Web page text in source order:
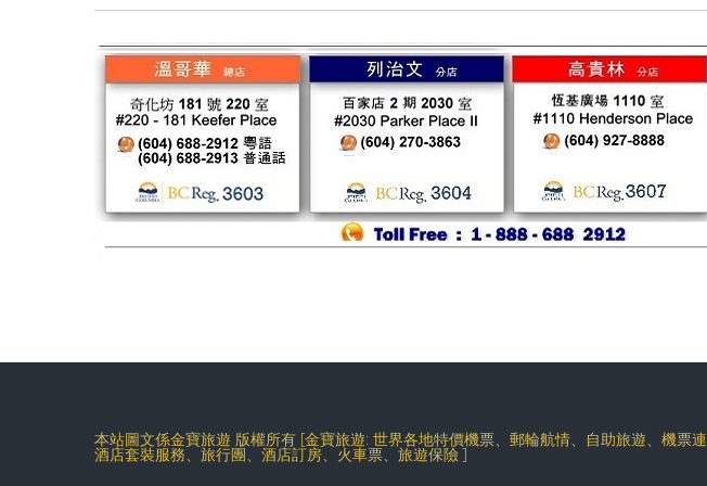
本站圖文係金寶旅遊 版權所有 [金寶旅遊: 世界各地特價機票、郵輪航情、自助旅遊、機票連
酒店套裝服務、旅行團、酒店訂房、火車票、旅遊保險 ]